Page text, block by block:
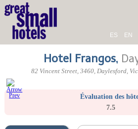
ES EN
Hotel Frangos,
82 Vincent Street, 3460, Daylesford,
Évaluation des
7.5